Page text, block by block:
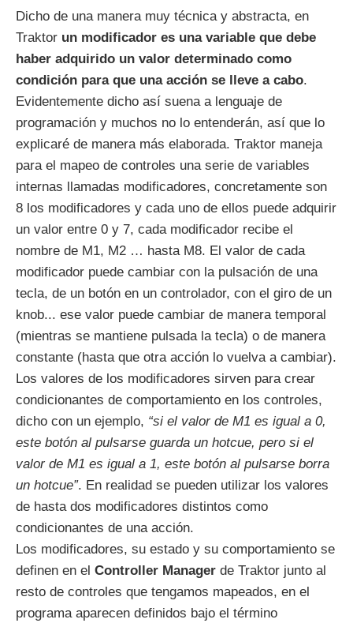
Dicho de una manera muy técnica y abstracta, en
Traktor un modificador es una variable que debe
haber adquirido un valor determinado como
condición para que una acción se lleve a cabo.
Evidentemente dicho así suena a lenguaje de
programación y muchos no lo entenderán, así que lo
explicaré de manera más elaborada. Traktor maneja
para el mapeo de controles una serie de variables
internas llamadas modificadores, concretamente son
8 los modificadores y cada uno de ellos puede adquirir
un valor entre 0 y 7, cada modificador recibe el
nombre de M1, M2 … hasta M8. El valor de cada
modificador puede cambiar con la pulsación de una
tecla, de un botón en un controlador, con el giro de un
knob... ese valor puede cambiar de manera temporal
(mientras se mantiene pulsada la tecla) o de manera
constante (hasta que otra acción lo vuelva a cambiar).
Los valores de los modificadores sirven para crear
condicionantes de comportamiento en los controles,
dicho con un ejemplo, “si el valor de M1 es igual a 0,
este botón al pulsarse guarda un hotcue, pero si el
valor de M1 es igual a 1, este botón al pulsarse borra
un hotcue”. En realidad se pueden utilizar los valores
de hasta dos modificadores distintos como
condicionantes de una acción.
Los modificadores, su estado y su comportamiento se
definen en el Controller Manager de Traktor junto al
resto de controles que tengamos mapeados, en el
programa aparecen definidos bajo el término